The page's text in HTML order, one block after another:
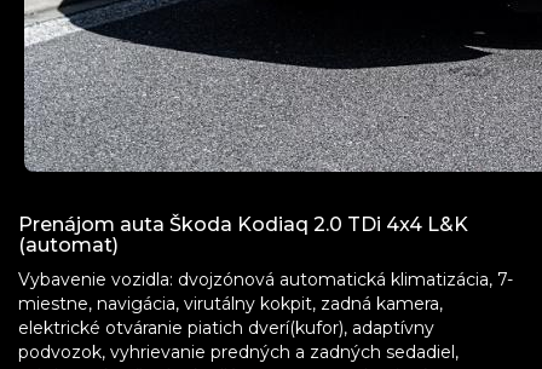
Prenájom auta Škoda Kodiaq 2.0 TDi 4x4 L&K
(automat)
Vybavenie vozidla: dvojzónová automatická klimatizácia, 7-
miestne, navigácia, virutálny kokpit, zadná kamera,
elektrické otváranie piatich dverí(kufor), adaptívny
podvozok, vyhrievanie predných a zadných sedadiel,